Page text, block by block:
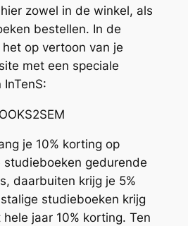
zowel in de winkel, als
bestellen. In de
op vertoon van je
met een speciale
je 10% korting op
gedurende
daarbuiten krijg je 5%
studieboeken krijg
jaar 10% korting. Ten